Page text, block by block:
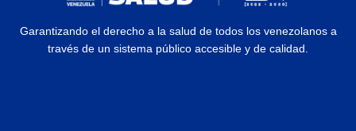
Garantizando el derecho a la salud de todos los venezolanos a
través de un sistema público accesible y de calidad.